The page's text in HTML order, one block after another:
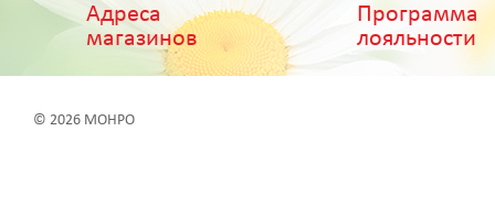
Адреса
магазинов
Программа
лояльности
© 2026 МОНРО